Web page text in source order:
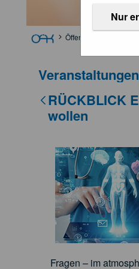
Nur
Öffentlichkeitsarbeit
Veranstaltungen
RÜCKBLICK
wollen
Fragen – im